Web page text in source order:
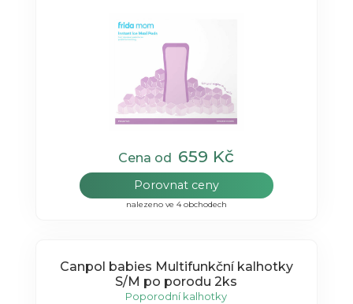
Cena od 659 Kč
Porovnat ceny
nalezeno ve 4 obchodech
Canpol babies Multifunkční kalhotky
S/M po porodu 2ks
Poporodní kalhotky